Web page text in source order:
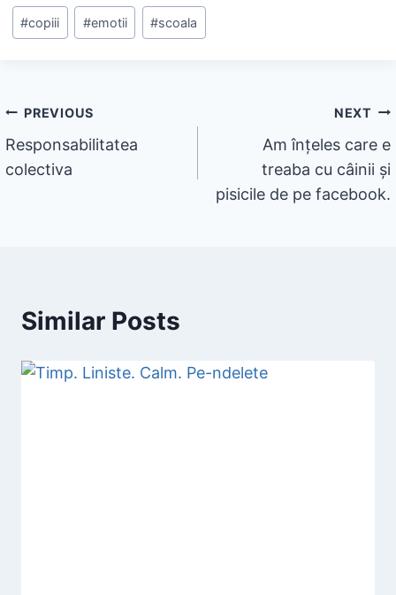
Post
Tags:
#copiii #emotii #scoala
Navigare
în
PREVIOUS
Responsabilitatea
colectiva
NEXT
Am înţeles care e
treaba cu câinii şi
pisicile de pe facebook.
Similar Posts